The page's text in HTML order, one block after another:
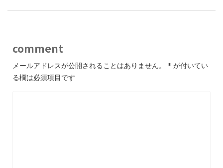
comment
メールアドレスが公開されることはありません。 * が付いてい
る欄は必須項目です